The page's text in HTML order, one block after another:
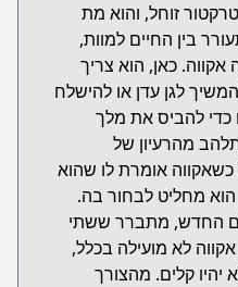
זוחל, והוא מת
בין החיים למוות,
כאן, הוא צריך
לגן עדן או להישלח
כדי להביס את מלך
מהרעיון של
אומרת לו שהוא
הוא מחליט לבחור בה.
החדש, מתברר ששתי
לא מועילה בכלל,
יהיו קלים. מהצורך